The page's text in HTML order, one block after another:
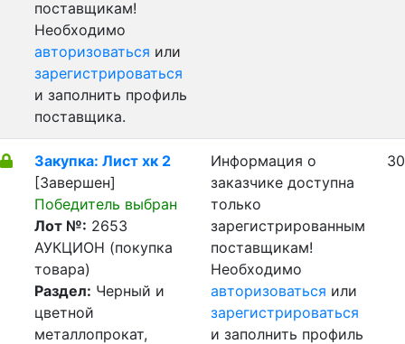
поставщикам!
Необходимо
авторизоваться или
зарегистрироваться
и заполнить профиль
поставщика.
Закупка: Лист хк 2
[Завершен]
Победитель выбран
Лот №: 2653
АУКЦИОН (покупка
товара)
Раздел: Черный и
цветной
металлопрокат,
Информация о
заказчике доступна
только
зарегистрированным
поставщикам!
Необходимо
авторизоваться или
зарегистрироваться
и заполнить профиль